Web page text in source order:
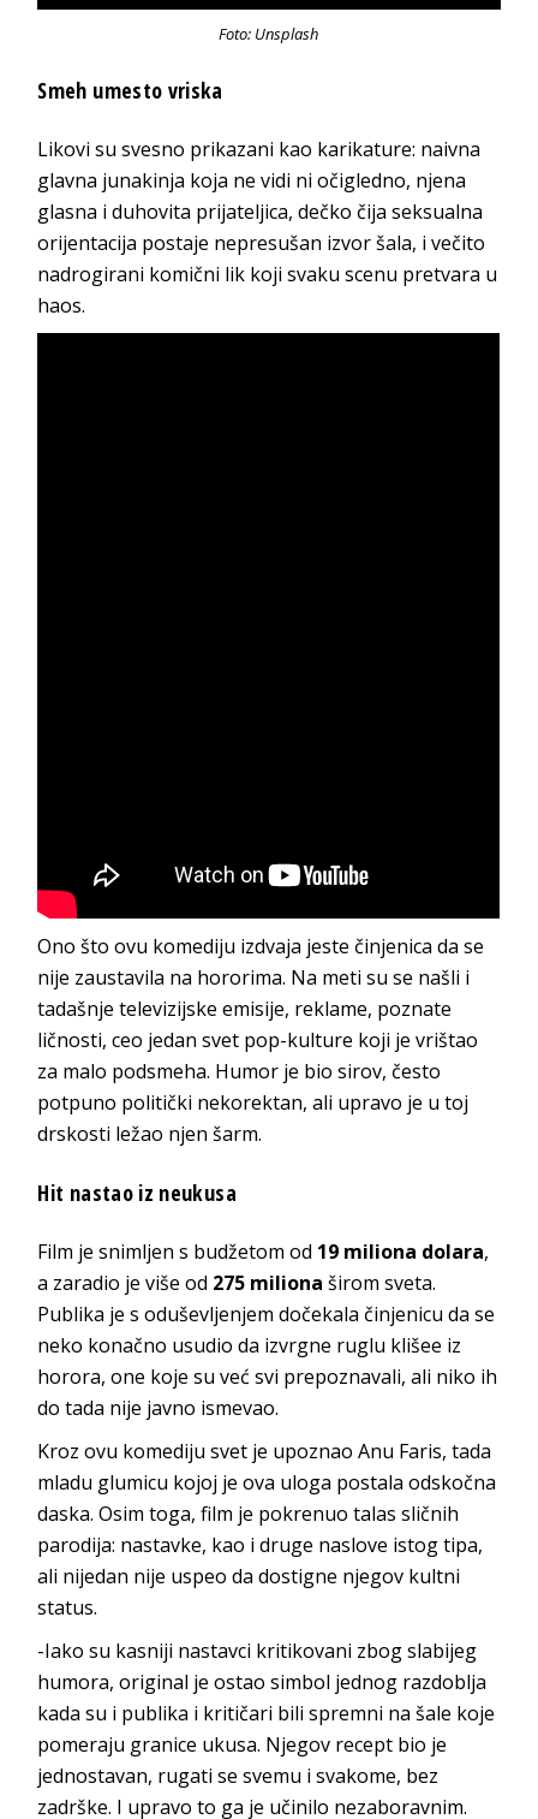
Foto: Unsplash
Smeh umesto vriska
Likovi su svesno prikazani kao karikature: naivna
glavna junakinja koja ne vidi ni očigledno, njena
glasna i duhovita prijateljica, dečko čija seksualna
orijentacija postaje nepresušan izvor šala, i večito
nadrogirani komični lik koji svaku scenu pretvara u
haos.
Ono što ovu komediju izdvaja jeste činjenica da se
nije zaustavila na hororima. Na meti su se našli i
tadašnje televizijske emisije, reklame, poznate
ličnosti, ceo jedan svet pop-kulture koji je vrištao
za malo podsmeha. Humor je bio sirov, često
potpuno politički nekorektan, ali upravo je u toj
drskosti ležao njen šarm.
Hit nastao iz neukusa
Film je snimljen s budžetom od 19 miliona dolara,
a zaradio je više od 275 miliona širom sveta.
Publika je s oduševljenjem dočekala činjenicu da se
neko konačno usudio da izvrgne ruglu klišee iz
horora, one koje su već svi prepoznavali, ali niko ih
do tada nije javno ismevao.
Kroz ovu komediju svet je upoznao Anu Faris, tada
mladu glumicu kojoj je ova uloga postala odskočna
daska. Osim toga, film je pokrenuo talas sličnih
parodija: nastavke, kao i druge naslove istog tipa,
ali nijedan nije uspeo da dostigne njegov kultni
status.
-Iako su kasniji nastavci kritikovani zbog slabijeg
humora, original je ostao simbol jednog razdoblja
kada su i publika i kritičari bili spremni na šale koje
pomeraju granice ukusa. Njegov recept bio je
jednostavan, rugati se svemu i svakome, bez
zadrške. I upravo to ga je učinilo nezaboravnim.